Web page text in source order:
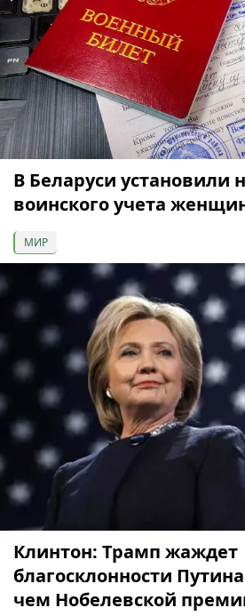
В Беларуси установили
воинского учета
МИР
Клинтон: Трамп жаждет
благосклонности
чем Нобелевской